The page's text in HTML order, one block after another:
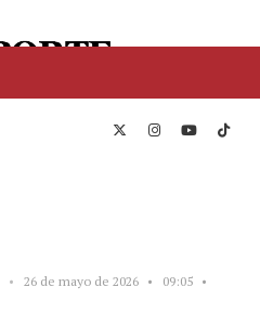
• 26 de mayo de 2026 • 09:05 •